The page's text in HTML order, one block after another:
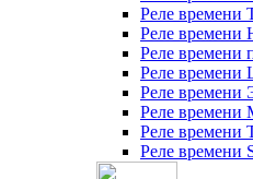
Реле времени
Реле времени
Реле времени
Реле времени
Реле времени
Реле времени
Реле времени
Реле времени